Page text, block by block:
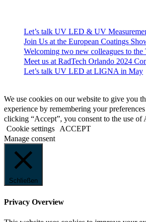
Let’s talk UV LED & UV
Join Us at the European Coatings
Welcoming two new colleagues to the
Meet us at RadTech Orlando 2024
Let’s talk UV LED at LIGNA in May
We use cookies on our website to give you
experience by remembering your
clicking “Accept”, you consent to the use of
Cookie settings ACCEPT
Manage consent
Schließen
Privacy Overview